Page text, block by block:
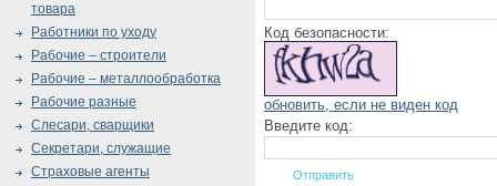
Код безопасности:
обновить, если не виден код
Введите код:
товара
Работники по уходу
Рабочие – строители
Рабочие – металлообработка
Рабочие разные
Слесари, сварщики
Секретари, служащие
Страховые агенты